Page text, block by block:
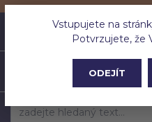
Vstupujete na
Potvrzujete, že
ODEJÍT